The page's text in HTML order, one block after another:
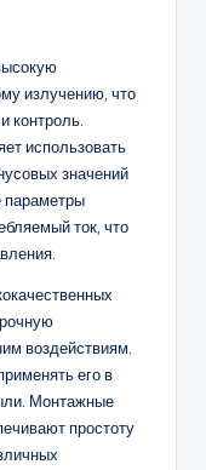
излучению, что
контроль.
использовать
значений
параметры
ток, что
воздействиям.
его в
Монтажные
простоту